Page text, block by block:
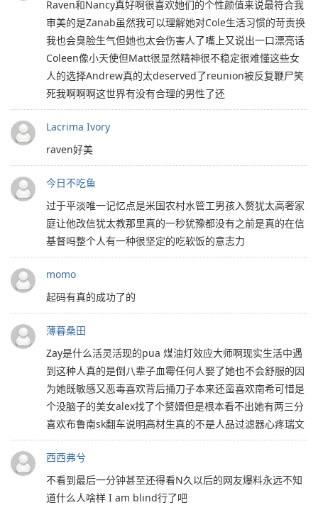
Raven和Nancy真好啊很喜欢她们的个性颜值来说最符合我
审美的是Zanab虽然我可以理解她对Cole生活习惯的苛责换
我也会臭脸生气但她也太会伤害人了嘴上又说出一口漂亮话
Coleen像小天使但Matt很显然精神很不稳定很难懂这些女
人的选择Andrew真的太deserved了reunion被反复鞭尸笑
死我啊啊啊这世界有没有合理的男性了还
Lacrima Ivory
raven好美
今日不吃鱼
过于平淡唯一记忆点是米国农村水管工男孩入赘犹太高奢家
庭让他改信犹太教那里真的一秒犹豫都没有之前是真的在信
基督吗整个人有一种很坚定的吃软饭的意志力
momo
起码有真的成功了的
薄暮桑田
Zay是什么活灵活现的pua 煤油灯效应大师啊现实生活中遇
到这种人真的是倒八辈子血霉任何人娶了她也不会舒服的因
为她既敏感又恶毒喜欢背后捅刀子本来还蛮喜欢南希可惜是
个没脑子的美女alex找了个赘婿但是根本看不出她有两三分
喜欢布鲁南sk翻车说明高材生真的不是人品过滤器心疼瑞文
西西弗兮
不看到最后一分钟甚至还得看N久以后的网友爆料永远不知
道什么人啥样 I am blind行了吧